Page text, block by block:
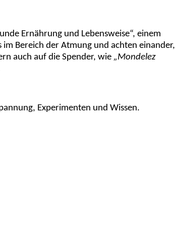
Ernährung und Lebensweise“, einem
Bereich der Atmung und achten einander,
auch auf die Spender, wie „Mondelez
Experimenten und Wissen.